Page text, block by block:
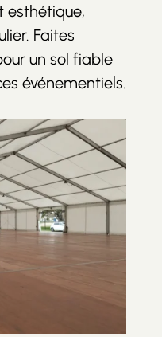
esthétique,
Faites
un sol fiable
événementiels.